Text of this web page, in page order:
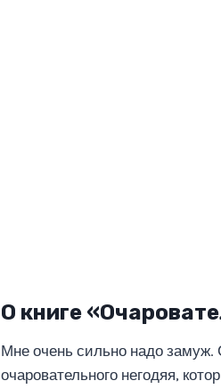
О книге
Мне очень сильно надо
очаровательного негодяя,